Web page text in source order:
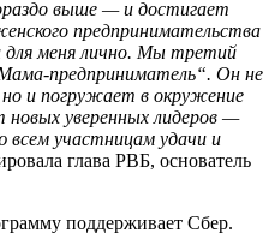
выше — и достигает
предпринимательства
для меня лично. Мы третий
предприниматель“. Он не
и погружает в окружение
уверенных лидеров —
участницам удачи и
глава РВБ, основатель
поддерживает Сбер.